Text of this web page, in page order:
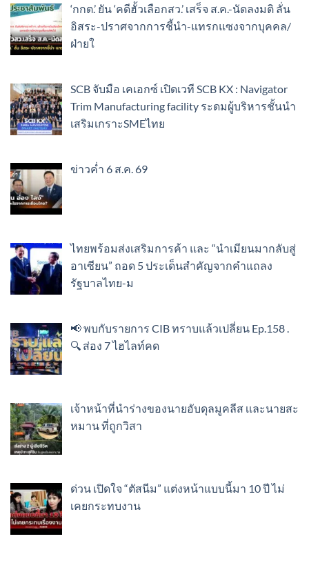
‘กกต.’ ยัน ‘คดีฮั้วเลือกสว.’ เสร็จ ส.ค.-นัดลงมติ ลั่น
อิสระ-ปราศจากการชี้นำ-แทรกแซงจากบุคคล/
ฝ่ายใ
SCB จับมือ เคเอกซ์ เปิดเวที SCB KX : Navigator
Trim Manufacturing facility ระดมผู้บริหารชั้นนำ
เสริมเกราะSMEไทย
ข่าวค่ำ 6 ส.ค. 69
ไทยพร้อมส่งเสริมการค้า และ “นำเมียนมากลับสู่
อาเซียน” ถอด 5 ประเด็นสำคัญจากคำแถลง
รัฐบาลไทย-ม
📢 พบกับรายการ CIB ทราบแล้วเปลี่ยน Ep.158 .
🔍 ส่อง 7 ไฮไลท์คด
เจ้าหน้าที่นำร่างของนายอับดุลมูคลีส เเละนายสะ
หมาน ที่ถูกวิสา
ด่วน เปิดใจ “ตัสนีม” แต่งหน้าแบบนี้มา 10 ปี ไม่
เคยกระทบงาน